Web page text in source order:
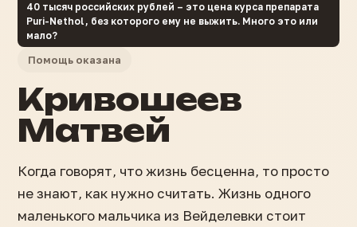
40 тысяч российских рублей – это цена курса препарата
Puri-Nethol, без которого ему не выжить. Много это или
мало?
Помощь оказана
Кривошеев
Матвей
Когда говорят, что жизнь бесценна, то просто
не знают, как нужно считать. Жизнь одного
маленького мальчика из Вейделевки стоит